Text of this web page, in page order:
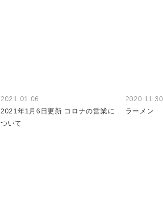
2021.01.06
2021年1月6日更新 コロナの営業に
ついて
2020.11.30
ラーメン